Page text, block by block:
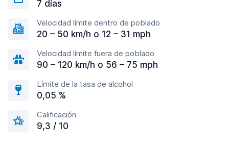
7 días
Velocidad límite dentro de poblado
20 – 50 km/h o 12 – 31 mph
Velocidad límite fuera de poblado
90 – 120 km/h o 56 – 75 mph
Límite de la tasa de alcohol
0,05 %
Calificación
9,3 / 10